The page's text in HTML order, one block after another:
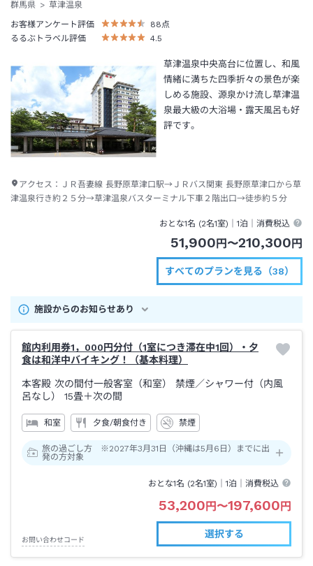
群馬県
草津温泉
お客様アンケート評価
88点
るるぶトラベル評価
4.5
草津温泉中央高台に位置し、和風
情緒に満ちた四季折々の景色が楽
しめる施設、源泉かけ流し草津温
泉最大級の大浴場・露天風呂も好
評です。
アクセス： ＪＲ吾妻線 長野原草津口駅→ＪＲバス関東 長野原草津口から草
津温泉行き約２５分→草津温泉バスターミナル下車２階出口→徒歩約５分
おとな1名 (2名1室)｜1泊 ｜消費税込
51,900円〜210,300円
すべてのプランを見る（38）
施設からのお知らせあり
館内利用券1，000円分付（1室につき滞在中1回）・夕
食は和洋中バイキング！（基本料理）
本客殿 次の間付一般客室（和室） 禁煙／シャワー付（内風
呂なし） 15畳＋次の間
和室 夕食/朝食付き 禁煙
旅の過ごし方 ※2027年3月31日（沖縄は5月6日）までに出
発の方対象
おとな1名 (2名1室)｜1泊 ｜消費税込
53,200円〜197,600円
お問い合わせコード
選択する